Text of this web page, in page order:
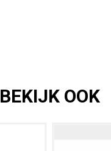
BEKIJK OOK